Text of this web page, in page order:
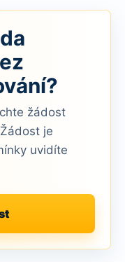
žádost
je
uvidíte